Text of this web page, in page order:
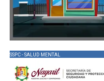
SSPC - SALUD MENTAL